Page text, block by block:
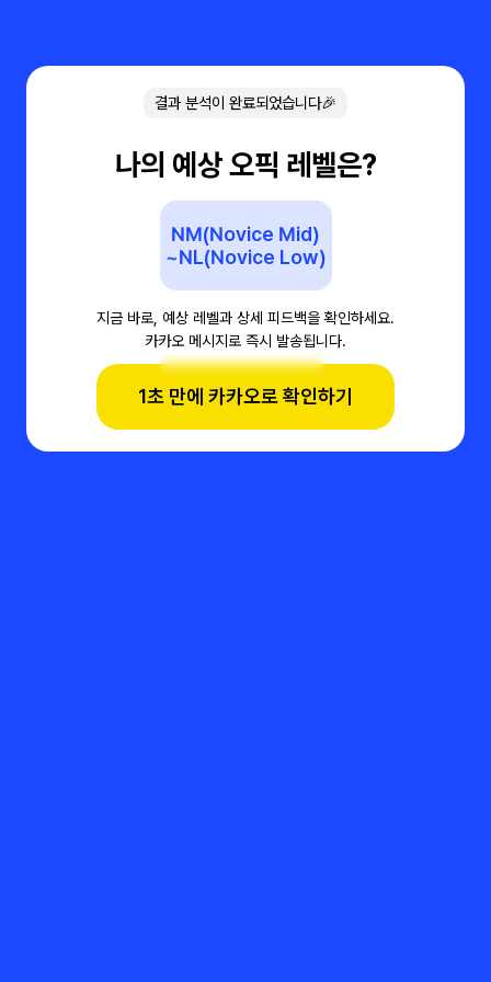
결과 분석이 완료되었습니다🎉
나의 예상 오픽 레벨은?
NM(Novice Mid)
~NL(Novice Low)
지금 바로, 예상 레벨과 상세 피드백을 확인하세요.
카카오 메시지로 즉시 발송됩니다.
1초 만에 카카오로 확인하기